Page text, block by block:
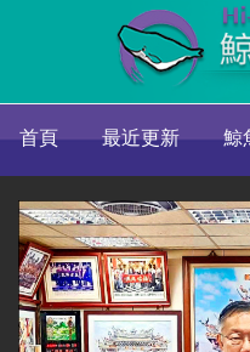
首頁 最近更新 鯨